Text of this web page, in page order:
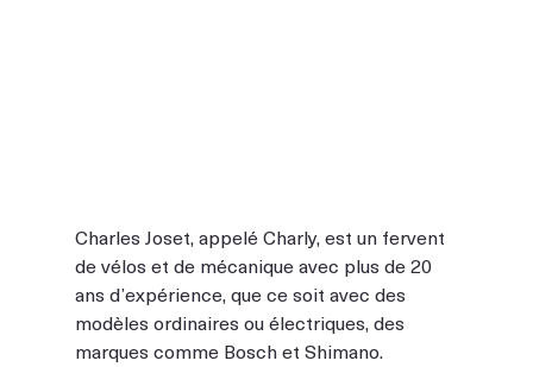
Charles Joset, appelé Charly, est un fervent
de vélos et de mécanique avec plus de 20
ans d’expérience, que ce soit avec des
modèles ordinaires ou électriques, des
marques comme Bosch et Shimano.